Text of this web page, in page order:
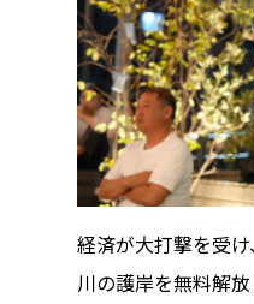
経済が大打撃を受
川の護岸を無料解